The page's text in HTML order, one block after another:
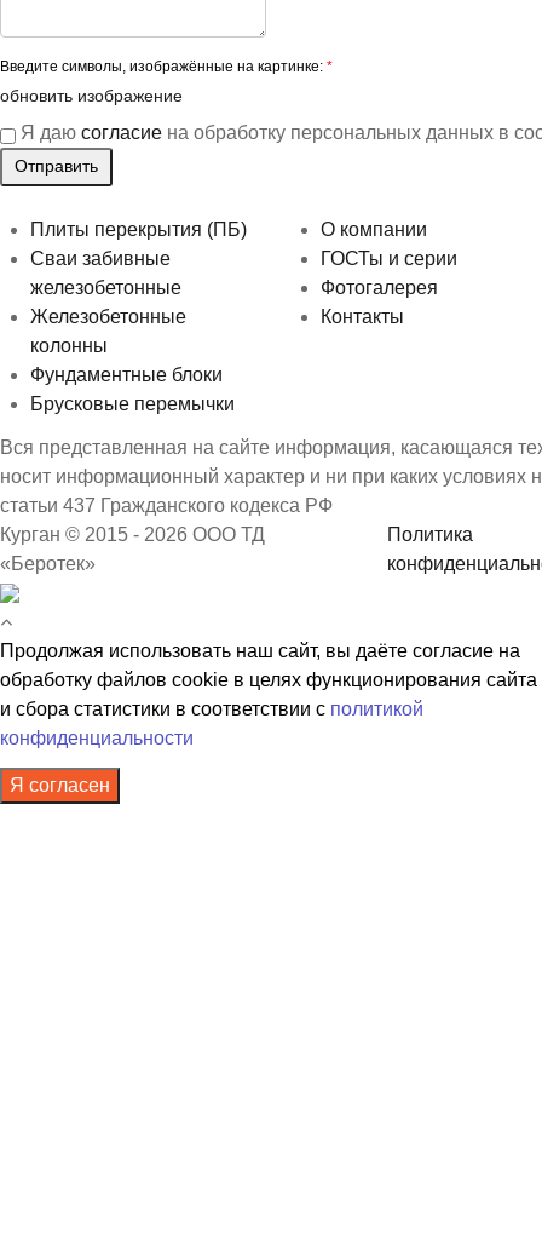
Введите символы, изображённые на картинке: *
обновить изображение
Я даю согласие на обработку персональных данных в
Плиты перекрытия (ПБ)
Сваи забивные
железобетонные
Железобетонные
колонны
Фундаментные блоки
Брусковые перемычки
О компании
ГОСТы и серии
Фотогалерея
Контакты
Вся представленная на сайте информация, касающаяся
носит информационный характер и ни при каких
статьи 437 Гражданского кодекса РФ
Курган © 2015 - 2026 ООО ТД
«Беротек»
Политика
Продолжая использовать наш сайт, вы даёте согласие на
обработку файлов cookie в целях функционирования сайта
и сбора статистики в соответствии с политикой
конфиденциальности
Я согласен